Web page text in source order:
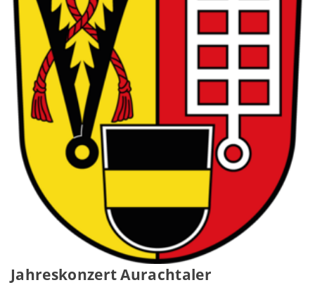
Jahreskonzert Aurachtaler